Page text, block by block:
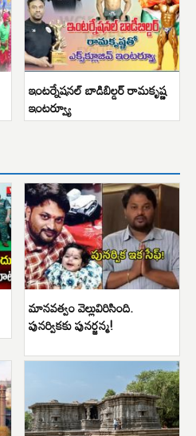
ఇంటర్నేషనల్ బాడిబిల్డర్ రామకృష్ణ
ఇంటర్వ్యూ
మానవత్వం వెల్లువిరిసింది.
పునర్వికకు పునర్జన్మ!